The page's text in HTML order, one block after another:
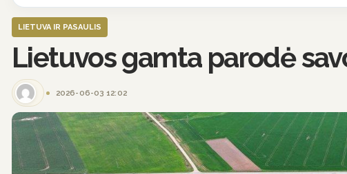
LIETUVA IR PASAULIS
Lietuvos gamta parodė
2026-06-03 12:02